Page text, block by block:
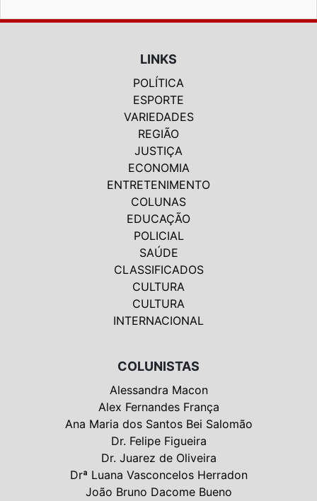
LINKS
POLÍTICA
ESPORTE
VARIEDADES
REGIÃO
JUSTIÇA
ECONOMIA
ENTRETENIMENTO
COLUNAS
EDUCAÇÃO
POLICIAL
SAÚDE
CLASSIFICADOS
CULTURA
CULTURA
INTERNACIONAL
COLUNISTAS
Alessandra Macon
Alex Fernandes França
Ana Maria dos Santos Bei Salomão
Dr. Felipe Figueira
Dr. Juarez de Oliveira
Drª Luana Vasconcelos Herradon
João Bruno Dacome Bueno